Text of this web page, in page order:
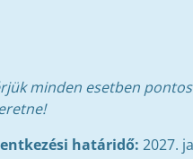
minden esetben
határidő: 2027.